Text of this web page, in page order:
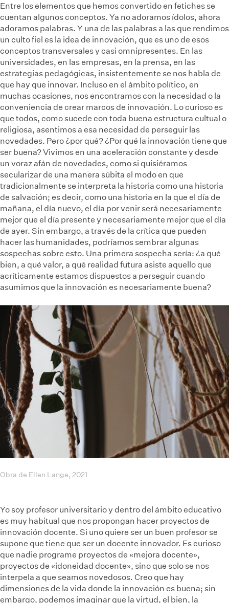
Entre los elementos que hemos convertido en fetiches se
cuentan algunos conceptos. Ya no adoramos ídolos, ahora
adoramos palabras. Y una de las palabras a las que rendimos
un culto fiel es la idea de innovación, que es uno de esos
conceptos transversales y casi omnipresentes. En las
universidades, en las empresas, en la prensa, en las
estrategias pedagógicas, insistentemente se nos habla de
que hay que innovar. Incluso en el ámbito político, en
muchas ocasiones, nos encontramos con la necesidad o la
conveniencia de crear marcos de innovación. Lo curioso es
que todos, como sucede con toda buena estructura cultual o
religiosa, asentimos a esa necesidad de perseguir las
novedades. Pero ¿por qué? ¿Por qué la innovación tiene que
ser buena? Vivimos en una aceleración constante y desde
un voraz afán de novedades, como si quisiéramos
secularizar de una manera súbita el modo en que
tradicionalmente se interpreta la historia como una historia
de salvación; es decir, como una historia en la que el día de
mañana, el día nuevo, el día por venir será necesariamente
mejor que el día presente y necesariamente mejor que el día
de ayer. Sin embargo, a través de la crítica que pueden
hacer las humanidades, podríamos sembrar algunas
sospechas sobre esto. Una primera sospecha sería: ¿a qué
bien, a qué valor, a qué realidad futura asiste aquello que
acríticamente estamos dispuestos a perseguir cuando
asumimos que la innovación es necesariamente buena?
Obra de Ellen Lange, 2021
Yo soy profesor universitario y dentro del ámbito educativo
es muy habitual que nos propongan hacer proyectos de
innovación docente. Si uno quiere ser un buen profesor se
supone que tiene que ser un docente innovador. Es curioso
que nadie programe proyectos de «mejora docente»,
proyectos de «idoneidad docente», sino que solo se nos
interpela a que seamos novedosos. Creo que hay
dimensiones de la vida donde la innovación es buena; sin
embargo, podemos imaginar que la virtud, el bien, la